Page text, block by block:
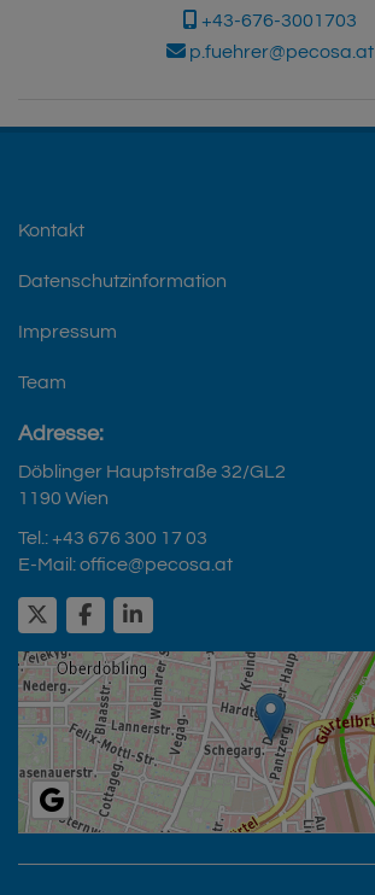
+43-676-3001703
p.fuehrer@pecosa.at
Kontakt
Datenschutzinformation
Impressum
Team
Adresse:
Döblinger Hauptstraße 32/GL2
1190 Wien
Tel.:+43 676 300 17 03
E-Mail:office@pecosa.at